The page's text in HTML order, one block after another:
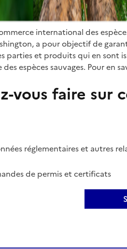
international des
a pour objectif de
parties et produits qui en sont
espèces sauvages. Pour en
vous faire sur
réglementaires et autres
de permis et certificats